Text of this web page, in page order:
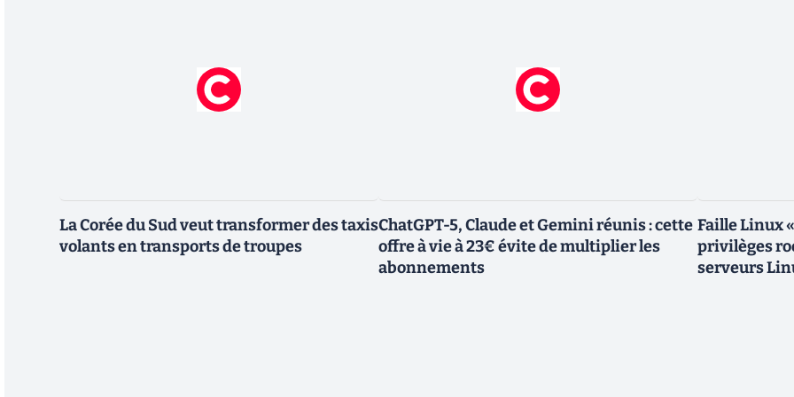
La Corée du Sud veut transformer des taxis
volants en transports de troupes
ChatGPT-5, Claude et Gemini réunis : cette
offre à vie à 23€ évite de multiplier les
abonnements
Faille Linux
privilèges
serveurs